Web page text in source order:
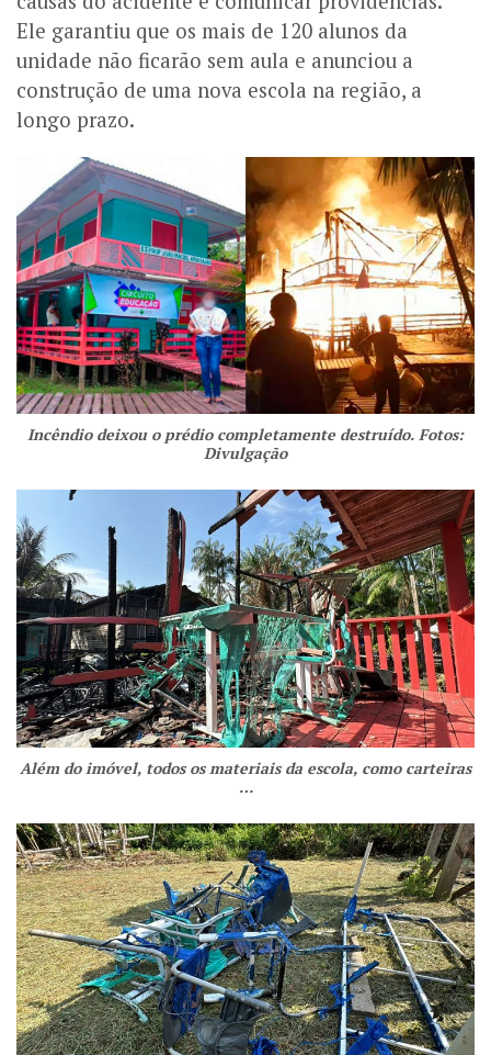
Ele garantiu que os mais de 120 alunos da
unidade não ficarão sem aula e anunciou a
construção de uma nova escola na região, a
longo prazo.
Incêndio deixou o prédio completamente destruído. Fotos:
Divulgação
Além do imóvel, todos os materiais da escola, como carteiras
…